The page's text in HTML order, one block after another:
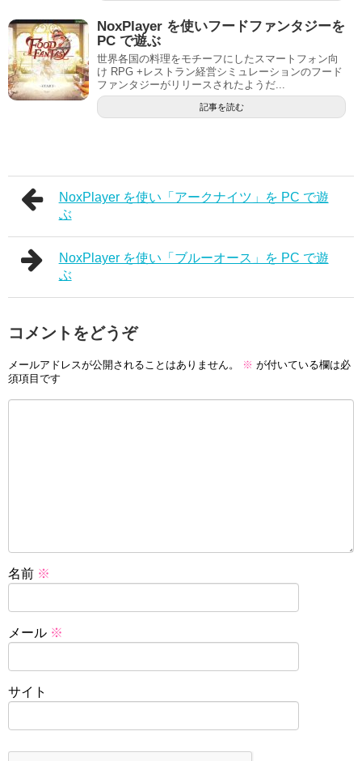
NoxPlayer を使いフードファンタジーを
PC で遊ぶ
世界各国の料理をモチーフにしたスマートフォン向
け RPG +レストラン経営シミュレーションのフード
ファンタジーがリリースされたようだ...
記事を読む
NoxPlayer を使い「アークナイツ」を PC で遊
ぶ
NoxPlayer を使い「ブルーオース」を PC で遊
ぶ
コメントをどうぞ
メールアドレスが公開されることはありません。 ※ が付いている欄は必
須項目です
名前 ※
メール ※
サイト